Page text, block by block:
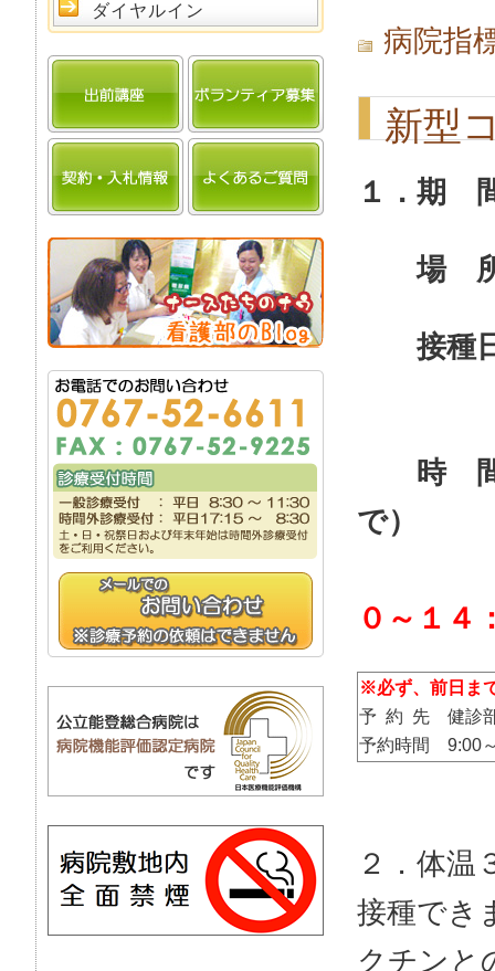
病院指
新型
１．
場
接種
時 間
で）
０～１４
※必ず、前日ま
予 約 先 健診
予約時間 9:00
２．体温
接種でき
クチンと
ダイヤルイン